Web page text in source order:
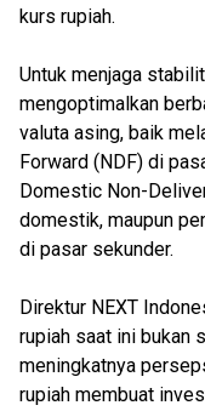
kurs rupiah.
Untuk menjaga
mengoptimalkan
valuta asing, baik
Forward (NDF) di
Domestic Non-
domestik, maupun
di pasar sekunder.
Direktur NEXT
rupiah saat ini bukan
meningkatnya
rupiah membuat